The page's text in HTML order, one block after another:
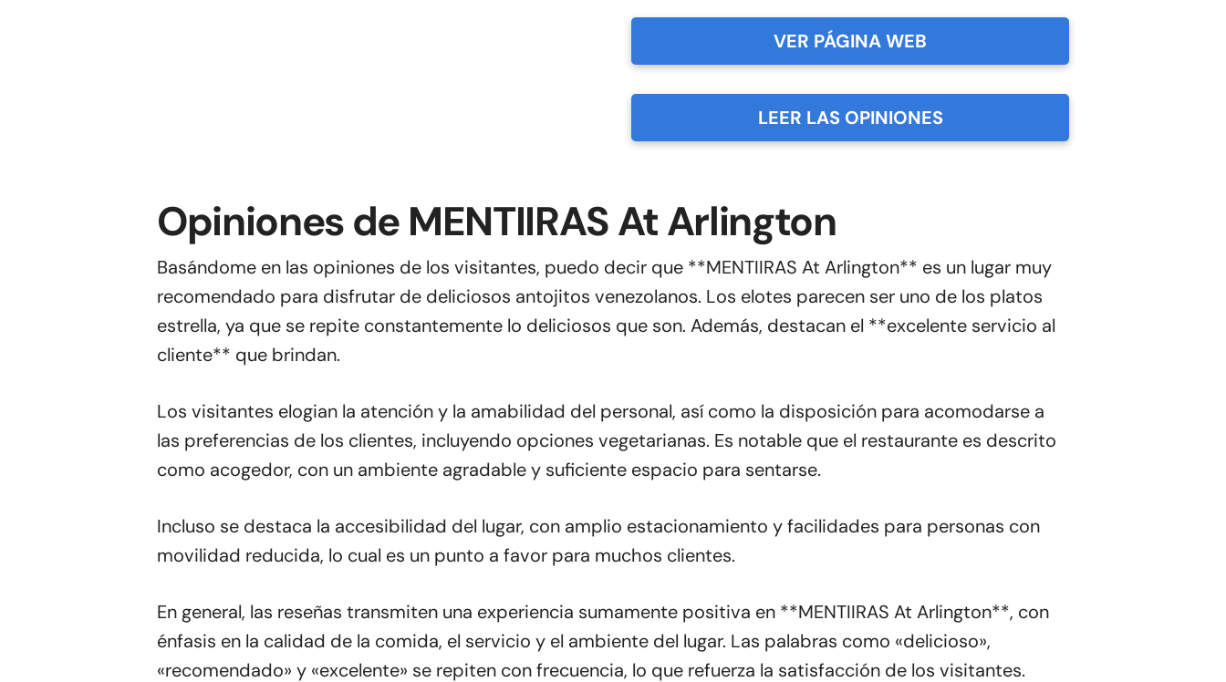
VER PÁGINA WEB
LEER LAS OPINIONES
Opiniones de MENTIIRAS At Arlington
Basándome en las opiniones de los visitantes, puedo decir que **MENTIIRAS At Arlington** es un lugar muy
recomendado para disfrutar de deliciosos antojitos venezolanos. Los elotes parecen ser uno de los platos
estrella, ya que se repite constantemente lo deliciosos que son. Además, destacan el **excelente servicio al
cliente** que brindan.
Los visitantes elogian la atención y la amabilidad del personal, así como la disposición para acomodarse a
las preferencias de los clientes, incluyendo opciones vegetarianas. Es notable que el restaurante es descrito
como acogedor, con un ambiente agradable y suficiente espacio para sentarse.
Incluso se destaca la accesibilidad del lugar, con amplio estacionamiento y facilidades para personas con
movilidad reducida, lo cual es un punto a favor para muchos clientes.
En general, las reseñas transmiten una experiencia sumamente positiva en **MENTIIRAS At Arlington**, con
énfasis en la calidad de la comida, el servicio y el ambiente del lugar. Las palabras como «delicioso»,
«recomendado» y «excelente» se repiten con frecuencia, lo que refuerza la satisfacción de los visitantes.